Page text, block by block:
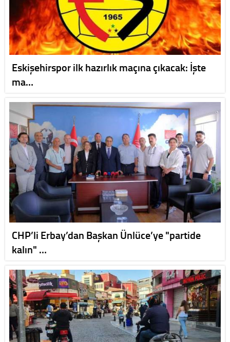
Eskişehirspor ilk hazırlık maçına çıkacak: İşte
ma…
CHP’li Erbay’dan Başkan Ünlüce’ye "partide
kalın" …